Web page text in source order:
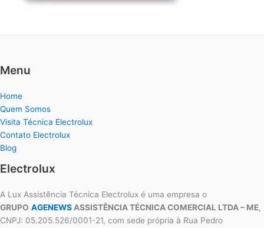
Menu
Home
Quem Somos
Visita Técnica Electrolux
Contato Electrolux
Blog
Electrolux
A Lux Assistência Técnica Electrolux é uma empresa o
GRUPO AGENEWS ASSISTÊNCIA TÉCNICA COMERCIAL LTDA – ME,
CNPJ: 05.205.526/0001-21, com sede própria à Rua Pedro